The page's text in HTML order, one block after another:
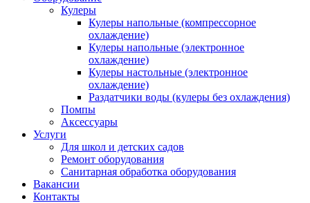
Кулеры
Кулеры напольные (компрессорное
охлаждение)
Кулеры напольные (электронное
охлаждение)
Кулеры настольные (электронное
охлаждение)
Раздатчики воды (кулеры без охлаждения)
Помпы
Аксессуары
Услуги
Для школ и детских садов
Ремонт оборудования
Санитарная обработка оборудования
Вакансии
Контакты